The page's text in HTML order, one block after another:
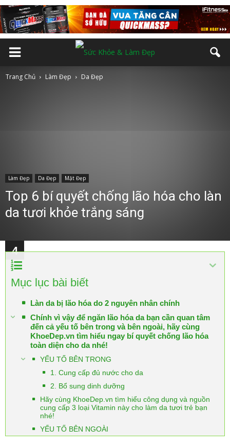
Trang Chủ Làm Đẹp Da Đẹp
Làm Đẹp Da Đẹp Mặt Đẹp
Top 6 bí quyết chống lão hóa cho làn
da tươi khỏe trắng sáng
Mục lục bài biết
Làn da bị lão hóa do 2 nguyên nhân chính
Chính vì vậy để ngăn lão hóa da bạn cần quan tâm
đến cả yếu tố bên trong và bên ngoài, hãy cùng
KhoeDep.vn tìm hiểu ngay bí quyết chống lão hóa
toàn diện cho da nhé!
YẾU TỐ BÊN TRONG
1. Cung cấp đủ nước cho da
2. Bổ sung dinh dưỡng
Hãy cùng KhoeDep.vn tìm hiểu công dụng và nguồn
cung cấp 3 loại Vitamin này cho làm da tươi trẻ bạn
nhé!
YẾU TỐ BÊN NGOÀI
2
4